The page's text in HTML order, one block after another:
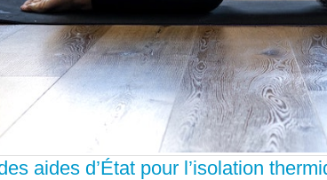
aides d’État pour l’isolation